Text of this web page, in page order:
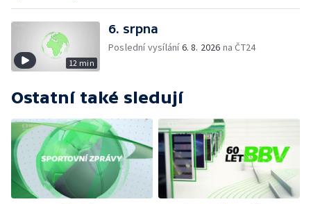
12 min
6. srpna
Poslední vysílání6. 8. 2026 na ČT24
Ostatní také sledují